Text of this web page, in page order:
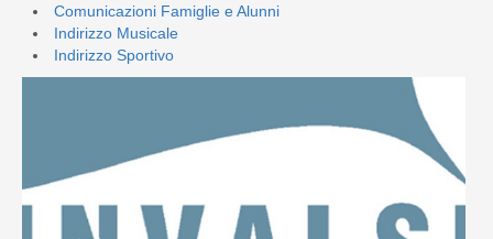
Comunicazioni Famiglie e Alunni
Indirizzo Musicale
Indirizzo Sportivo